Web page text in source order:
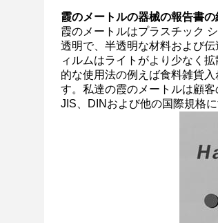
霞のメートルの器械の報告書の
霞のメートルはプラスチック
透明で、半透明な材料および伝
ィルムはライトがより少なく
的な使用法の例えば食料雑貨
す。 私達の霞のメートルは顧
JIS、DINおよび他の国際規格